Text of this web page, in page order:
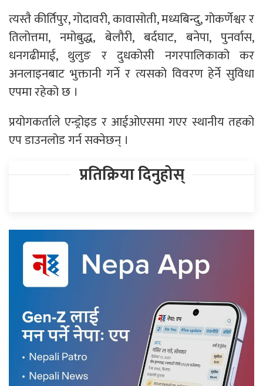
त्यस्तै कीर्तिपुर, गोदावरी, कावासोती, मध्यबिन्दु, गोकर्णेश्वर र
तिलोत्तमा, नमोबुद्ध, बेलौरी, बर्दघाट, बनेपा, पुनर्वास,
धनगढीमाई, थुलुङ र दुधकोसी नगरपालिकाको कर
अनलाइनबाट भुक्तानी गर्ने र त्यसको विवरण हेर्ने सुविधा
एपमा रहेको छ ।
प्रयोगकर्ताले एन्ड्रोइड र आईओएसमा गएर स्थानीय तहको
एप डाउनलोड गर्न सक्नेछन् ।
प्रतिक्रिया दिनुहोस्